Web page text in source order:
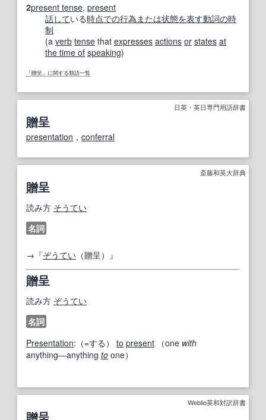
2present tense, present
話している時点での行為 または状態を表す動詞の時
制
(a verb tense that expresses actions or states at
the time of speaking)
「贈呈」に関する類語一覧
日英・英日専門用語辞書
贈呈
presentation ， conferral
斎藤和英大辞典
贈呈
読み方 そうてい
名詞
→『ぞうてい （贈呈）』
贈呈
読み方 ぞうてい
名詞
Presentation:（=する） to present （one with
anything―anything to one）
Weblio英和対訳辞書